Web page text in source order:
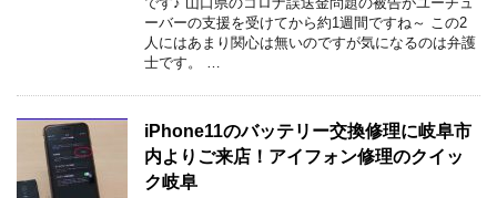
ーバーの支援を受けてから約1週間ですね～ この2
人にはあまり関心は無いのですが気になるのは弁護
士です。 …
iPhone11のバッテリー交換修理に岐阜市
内よりご来店！アイフォン修理のクイッ
ク岐阜